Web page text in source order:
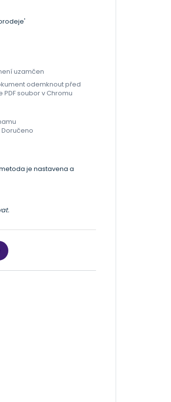
uzamčen
odemknout před
soubor v Chromu
je nastavena a